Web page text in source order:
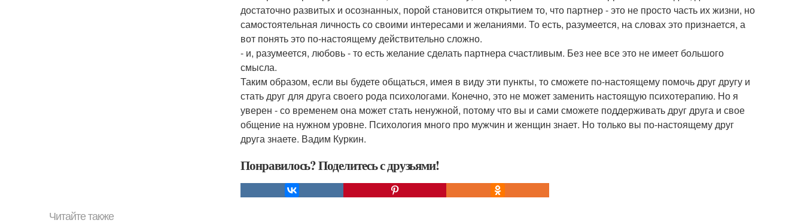
достаточно развитых и осознанных, порой становится открытием то, что партнер - это не просто часть их жизни, но
самостоятельная личность со своими интересами и желаниями. То есть, разумеется, на словах это признается, а
вот понять это по-настоящему действительно сложно.
- и, разумеется, любовь - то есть желание сделать партнера счастливым. Без нее все это не имеет большого
смысла.
Таким образом, если вы будете общаться, имея в виду эти пункты, то сможете по-настоящему помочь друг другу и
стать друг для друга своего рода психологами. Конечно, это не может заменить настоящую психотерапию. Но я
уверен - со временем она может стать ненужной, потому что вы и сами сможете поддерживать друг друга и свое
общение на нужном уровне. Психология много про мужчин и женщин знает. Но только вы по-настоящему друг
друга знаете. Вадим Куркин.
Понравилось? Поделитесь с друзьями!
Читайте также